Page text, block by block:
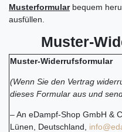
Musterformularbequem
ausfüllen.
Muster-
Muster-Widerrufsformular
(Wenn Sie den Vertrag
dieses Formular aus und
– An eDampf-Shop GmbH &
Lünen, Deutschland,